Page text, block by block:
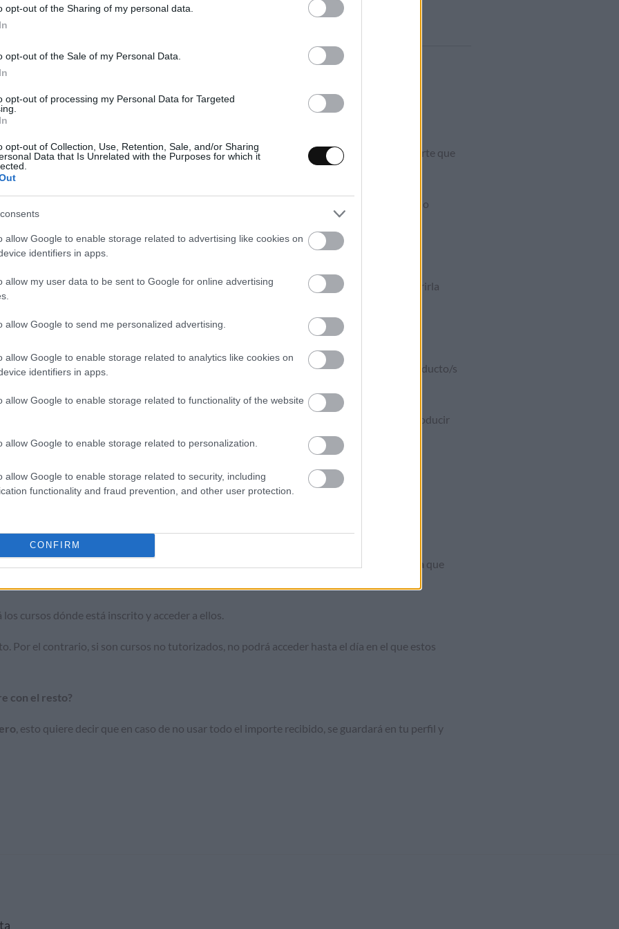
opt-out of the Sharing of my personal data.
opt-out of the Sale of my Personal Data.
opt-out of processing my Personal Data for Targeted
opt-out of Collection, Use, Retention, Sale, and/or Sharing
Data that Is Unrelated with the Purposes for which it
allow Google to enable storage related to advertising like cookies on
identifiers in apps.
allow my user data to be sent to Google for online advertising
allow Google to send me personalized advertising.
allow Google to enable storage related to analytics like cookies on
identifiers in apps.
allow Google to enable storage related to functionality of the website
allow Google to enable storage related to personalization.
allow Google to enable storage related to security, including
functionality and fraud prevention, and other user protection.
CONFIRM
una de nuestras tarjetas regalo y enviándosela al destinatario con un mensaje
del mismo modo que si adquirieses un producto. Tan solo debes seleccionar el importe que
querer hacerlo.
con la tarjeta regalo que has adquirido y tu mensaje. El usuario que recibe la tarjeta regalo
momento de la compra?
concreta. Podremos especificarlo en el momento de la compra y, de ese modo, adquirirla
regalodebe hacerlogin
. Una vez que esté logado, añadirá al carro el/los producto/s
verá un recuadro donde se le pregunte si tiene tarjeta regalo. Es ahí dónde debe introducir
la compra.
se desee.
logado en la tienda porque el acceso a ellos se llevan a cabo en una plataforma privada que
cursos y hacerlos, debe logarse en la tienda.
los cursos dónde está inscrito y acceder a ellos.
Por el contrario, si son cursos no tutorizados, no podrá acceder hasta el día en el que estos
con el resto?
, esto quiere decir que en caso de no usar todo el importe recibido, se guardará en tu perfil y